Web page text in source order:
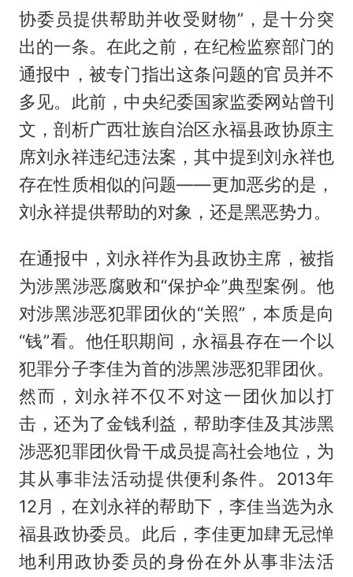
协委员提供帮助并收受财物”，是十分突
出的一条。在此之前，在纪检监察部门的
通报中，被专门指出这条问题的官员并不
多见。此前，中央纪委国家监委网站曾刊
文，剖析广西壮族自治区永福县政协原主
席刘永祥违纪违法案，其中提到刘永祥也
存在性质相似的问题——更加恶劣的是，
刘永祥提供帮助的对象，还是黑恶势力。
在通报中，刘永祥作为县政协主席，被指
为涉黑涉恶腐败和“保护伞”典型案例。他
对涉黑涉恶犯罪团伙的“关照”，本质是向
“钱”看。他任职期间，永福县存在一个以
犯罪分子李佳为首的涉黑涉恶犯罪团伙。
然而，刘永祥不仅不对这一团伙加以打
击，还为了金钱利益，帮助李佳及其涉黑
涉恶犯罪团伙骨干成员提高社会地位，为
其从事非法活动提供便利条件。2013年
12月，在刘永祥的帮助下，李佳当选为永
福县政协委员。此后，李佳更加肆无忌惮
地利用政协委员的身份在外从事非法活